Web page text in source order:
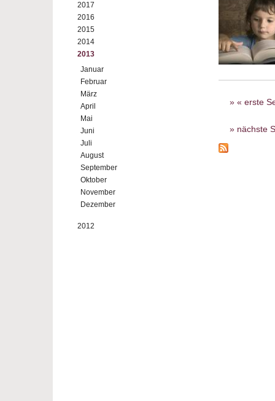
2017
2016
2015
2014
2013
Januar
Februar
März
April
Mai
Juni
Juli
August
September
Oktober
November
Dezember
2012
Seiten
« erste
nächste